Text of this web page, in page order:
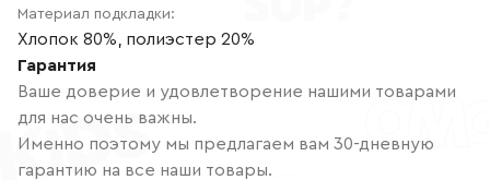
Материал подкладки:
Хлопок 80%, полиэстер 20%
Гарантия
Ваше доверие и удовлетворение нашими товарами
для нас очень важны.
Именно поэтому мы предлагаем вам 30-дневную
гарантию на все наши товары.